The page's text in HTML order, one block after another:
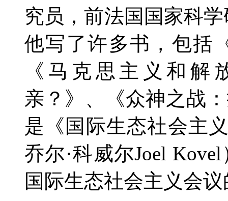
究员，前法国国家科
他写了许多书，包括
《马克思主义和解
亲？》、《众神之战
是《国际生态社会主
乔尔·科威尔Joel Kovel
国际生态社会主义会